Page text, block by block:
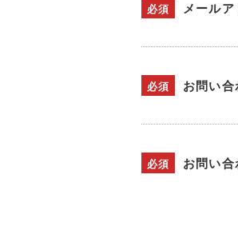
必須 メールア
必須 お問い合
必須 お問い合